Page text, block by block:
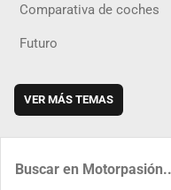
Comparativa de coches
Futuro
VER MÁS TEMAS